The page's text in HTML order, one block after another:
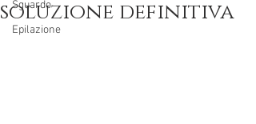
Sguardo
Epilazione
soluzione definitiva